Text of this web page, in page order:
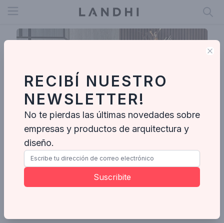
Open menu
JOHNSON ACERO
RECIBÍ NUESTRO
NEWSLETTER!
No te pierdas las últimas novedades sobre
empresas y productos de arquitectura y
diseño.
Suscribite